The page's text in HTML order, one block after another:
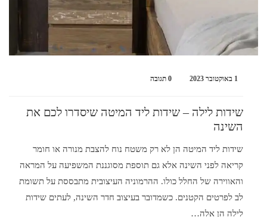
1 באוקטובר 2023 0 תגובה
שידות לילה – שידות ליד המיטה שיסדרו לכם את
השינה
שידות ליד המיטה הן לא רק משטח נוח להצבת מנורה או חומר
קריאה לפני השינה אלא גם תוספת מסוגננת המשפיעה על המראה
והאווירה של החלל כולו. ההרמוניה העיצובית מתבססת על תשומת
לב לפרטים הקטנים. כשמדובר בעיצוב חדר השינה, לעתים שידות
לילה הן אלה…